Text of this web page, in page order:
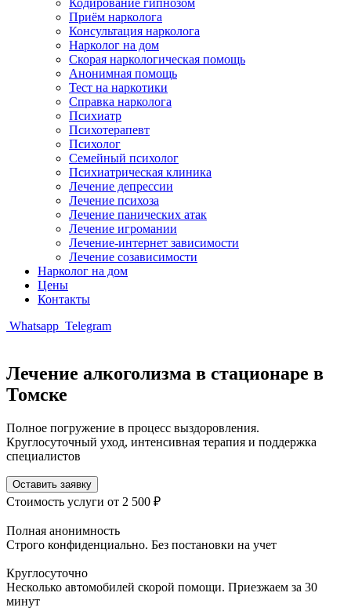
Кодирование гипнозом
Приём нарколога
Консультация нарколога
Нарколог на дом
Скорая наркологическая помощь
Анонимная помощь
Тест на наркотики
Справка нарколога
Психиатр
Психотерапевт
Психолог
Семейный психолог
Психиатрическая клиника
Лечение депрессии
Лечение психоза
Лечение панических атак
Лечение игромании
Лечение-интернет зависимости
Лечение созависимости
Нарколог на дом
Цены
Контакты
Whatsapp Telegram
Лечение алкоголизма в стационаре в
Томске
Полное погружение в процесс выздоровления.
Круглосуточный уход, интенсивная терапия и поддержка
специалистов
Оставить заявку
Стоимость услуги от 2 500 ₽
Полная анонимность
Строго конфиденциально. Без постановки на учет
Круглосуточно
Несколько автомобилей скорой помощи. Приезжаем за 30
минут